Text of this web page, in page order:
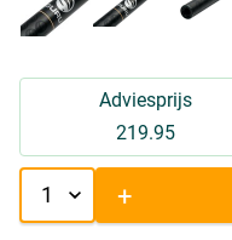
Adviesprijs
219.95
+